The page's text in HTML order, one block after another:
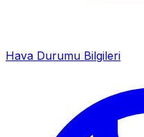
Hava Durumu Bilgileri